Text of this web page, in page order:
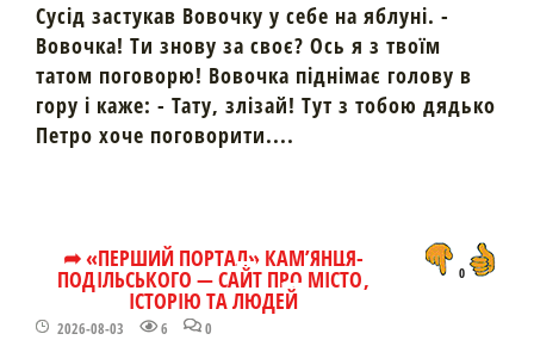
Сусід застукав Вовочку у себе на яблуні. -
Вовочка! Ти знову за своє? Ось я з твоїм
татом поговорю! Вовочка піднімає голову в
гору і каже: - Тату, злізай! Тут з тобою дядько
Петро хоче поговорити....
➦ «ПЕРШИЙ ПОРТАЛ» КАМ’ЯНЦЯ-
ПОДІЛЬСЬКОГО — САЙТ ПРО МІСТО,
ІСТОРІЮ ТА ЛЮДЕЙ
2026-08-03 6 0
0